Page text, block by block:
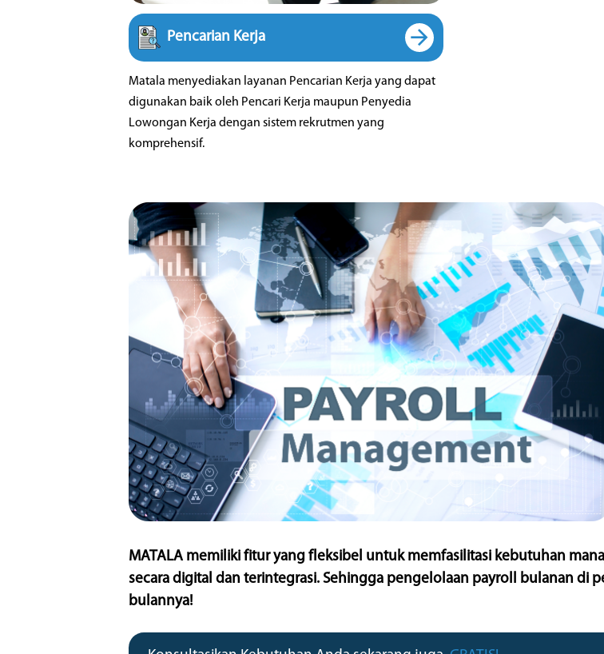
MATALA memiliki fitur yang fleksibel untuk memfasilitasi kebutuhan
secara digital dan terintegrasi. Sehingga pengelolaan payroll bulanan di
bulannya!
Konsultasikan Kebutuhan Anda sekarang juga,